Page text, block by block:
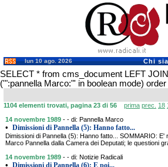
lun 10 ago. 2026 Chi
SELECT * from cms_document LEFT
('":pannella Marco:"' in boolean mode)
1104 elementi trovati, pagina 23 di 56 prima prec. 18
14 novembre 1989 - - di: Pannella Marco
• Dimissioni di Pannella (5): Hanno fatto...
Dimissioni di Pannella (5): Hanno fatto... SOMMARIO:
Marco Pannella dalla Camera dei Deputati; le questioni
14 novembre 1989 - - di: Notizie Radicali
• Dimissioni di Pannella (6): E poi...